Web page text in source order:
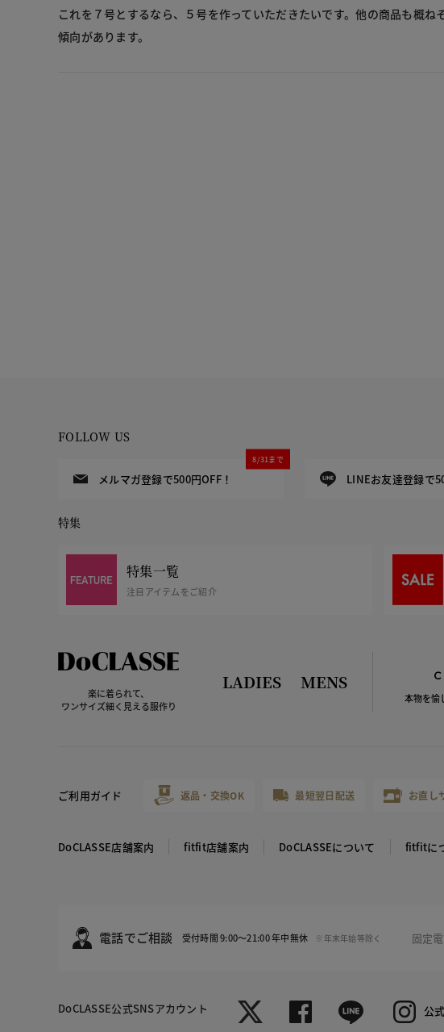
これを７号とするなら、５号を作っていただきたいです。他の商品も概ね
傾向があります。
FOLLOW US
メルマガ登録で500円OFF！
8/31まで
LINEお友達登録で
特集
特集一覧
注目アイテムをご紹介
楽に着られて、
ワンサイズ細く見える服作り
LADIES MENS
本物を愉
ご利用ガイド 返品・交換OK 最短翌日配送 お直し
DoCLASSE店舗案内 fitfit店舗案内 DoCLASSEについて fitfitに
電話でご相談 受付時間 9:00～21:00 年中無休 ※年末年始等除く 固定
DoCLASSE公式SNSアカウント 公式